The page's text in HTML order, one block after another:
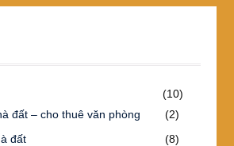
(10)
đất – cho thuê văn phòng
(2)
đất
(8)